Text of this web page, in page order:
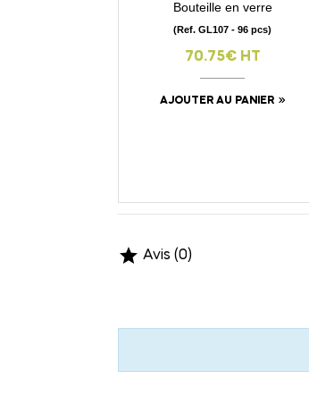
visibility
Bouteille en verre
(Ref. GL107 - 96 pcs)
70.75€ HT
AJOUTER AU PANIER
 Avis (0)